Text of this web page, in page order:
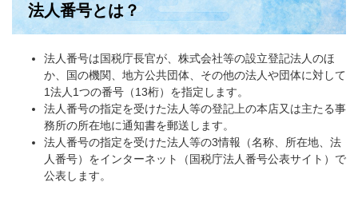
法人番号とは？
法人番号は国税庁長官が、株式会社等の設立登記法人のほ
か、国の機関、地方公共団体、その他の法人や団体に対して
1法人1つの番号（13桁）を指定します。
法人番号の指定を受けた法人等の登記上の本店又は主たる事
務所の所在地に通知書を郵送します。
法人番号の指定を受けた法人等の3情報（名称、所在地、法
人番号）をインターネット（国税庁法人番号公表サイト）で
公表します。